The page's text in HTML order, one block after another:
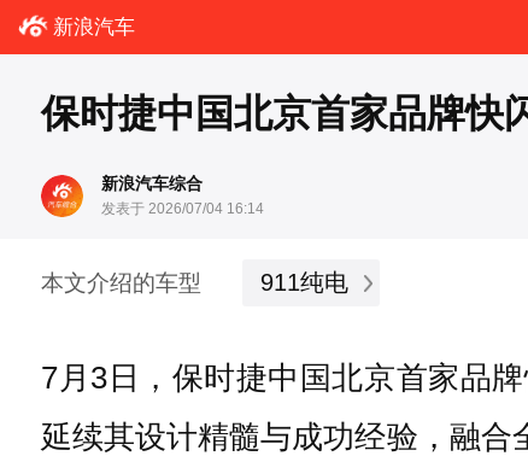
新浪汽车
保时捷中国北京首家品牌快
新浪汽车综合
发表于 2026/07/04 16:14
本文介绍的车型 911纯电
7月3日，保时捷中国北京首家品
延续其设计精髓与成功经验，融